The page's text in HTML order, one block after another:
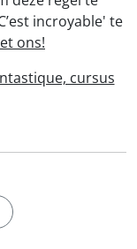
incroyable' te
ons!
cursus